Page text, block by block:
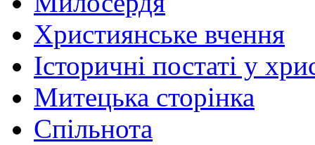
Християнське вчення
Історичні постаті у
Митецька сторінка
Спільнота